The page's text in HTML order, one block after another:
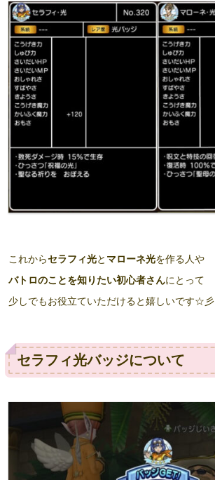
これからセラフィ光と マローネ光を作る人や
バトロのことを知りたい初心者さんにとって
少しでもお役立ていただけると嬉しいです☆彡
セラフィ光バッジについて